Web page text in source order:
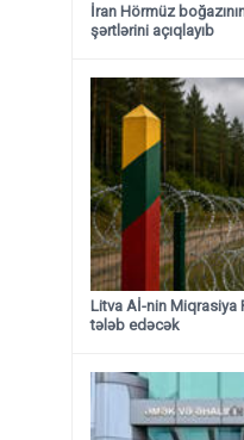
İran Hörmüz
şərtlərini açıqlayıb
Litva Aİ-nin Miqrasiya
tələb edəcək